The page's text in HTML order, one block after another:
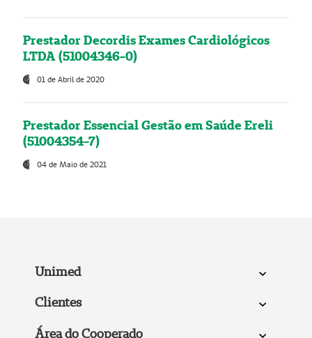
Prestador Decordis Exames Cardiológicos
LTDA (51004346-0)
01 de Abril de 2020
Prestador Essencial Gestão em Saúde Ereli
(51004354-7)
04 de Maio de 2021
Unimed
Clientes
Área do Cooperado